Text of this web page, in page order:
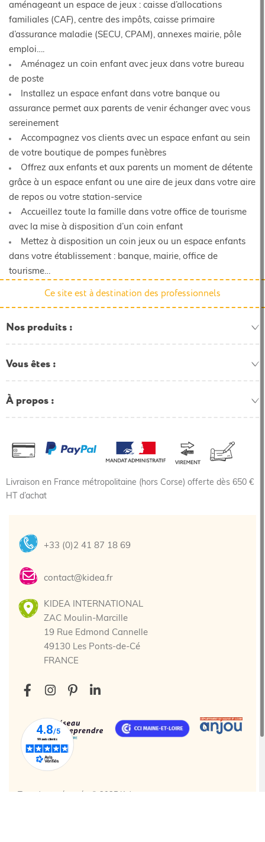
aménageant un espace de jeux : caisse d’allocations
familiales (CAF), centre des impôts, caisse primaire
d’assurance maladie (SECU, CPAM), annexes mairie, pôle
emploi….
Aménagez un coin enfant avec jeux dans votre bureau
de poste
Installez un espace enfant dans votre banque ou
assurance permet aux parents de venir échanger avec vous
sereinement
Accompagnez vos clients avec un espace enfant au sein
de votre boutique de pompes funèbres
Offrez aux enfants et aux parents un moment de détente
grâce à un espace enfant ou une aire de jeux dans votre aire
de repos ou votre station-service
Accueillez toute la famille dans votre office de tourisme
avec la mise à disposition d’un coin enfant
Mettez à disposition un coin jeux ou un espace enfants
dans votre établissement : banque, mairie, office de
tourisme…
Ce site est à destination des professionnels
Nos produits
Vous êtes
À propos
Livraison en France métropolitaine (hors Corse) offerte dès 650 €
HT d’achat
+33 (0)2 41 87 18 69
contact@kidea.fr
KIDEA INTERNATIONAL
ZAC Moulin-Marcille
19 Rue Edmond Cannelle
49130 Les Ponts-de-Cé
FRANCE